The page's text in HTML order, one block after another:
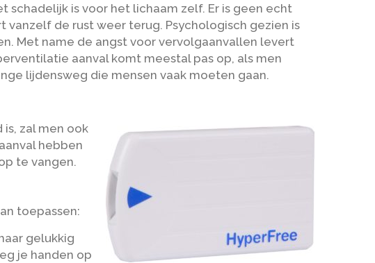
is voor het lichaam zelf. Er is geen echt
de rust weer terug. Psychologisch gezien is
Met name de angst voor vervolgaanvallen levert
aanval komt meestal pas op, als men
lijdensweg die mensen vaak moeten gaan.
zal men ook
hebben
te vangen.
toepassen:
gelukkig
je handen op